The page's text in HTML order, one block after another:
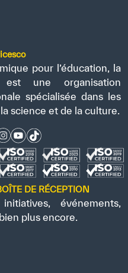
pour l’éducation, la
une organisation
spécialisée dans les
science et de la culture.
DE RÉCEPTION
événements,
plus encore.